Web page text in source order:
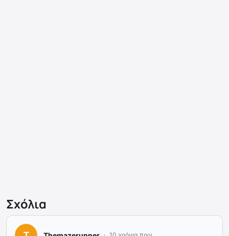
Σχόλια